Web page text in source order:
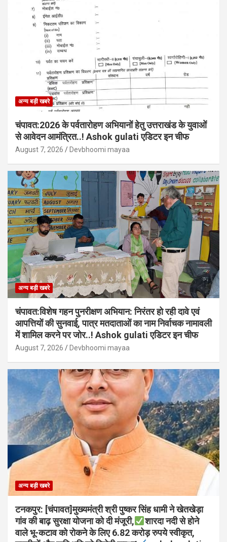
अन्य बड़ी खबरे
चंपावत:2026 के पर्वतारोहण अभियानों हेतु उत्तराखंड के युवाओं
से आवेदन आमंत्रित..! Ashok gulati एडिटर इन चीफ
August 7, 2026 Devbhoomi mayaa
अन्य बड़ी खबरे
चंपावत:विशेष गहन पुनरीक्षण अभियान: निरंतर हो रही दावे एवं
आपत्तियों की सुनवाई, पात्र मतदाताओं का नाम निर्वाचक नामावली
में शामिल करने पर जोर..! Ashok gulati एडिटर इन चीफ
August 7, 2026 Devbhoomi mayaa
अन्य बड़ी खबरे
टनकपुर: [चंपावत]मुख्यमंत्री श्री पुष्कर सिंह धामी ने खेतखेड़ा
गांव की बाढ़ सुरक्षा योजना को दी मंजूरी,
शारदा नदी से होने
वाले भू-कटाव को रोकने के लिए 6.82 करोड़ रुपये स्वीकृत,